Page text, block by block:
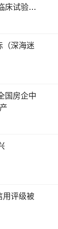
床试验完
（深海迷
国房企中
用评级被